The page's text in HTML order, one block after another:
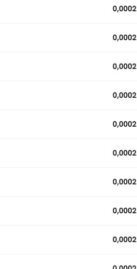
0,0002
0,0002
0,0002
0,0002
0,0002
0,0002
0,0002
0,0002
0,0002